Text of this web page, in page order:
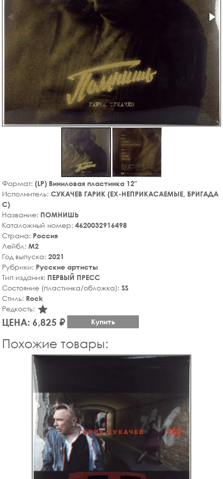
Формат: (LP) Виниловая пластинка 12"
Исполнитель: СУКАЧЕВ ГАРИК (EX-НЕПРИКАСАЕМЫЕ, БРИГАДА
С)
Название: ПОМНИШЬ
Каталожный номер: 4620032916498
Страна: Россия
Лейбл: M2
Год выпуска: 2021
Рубрики: Русские артисты
Тип издания: ПЕРВЫЙ ПРЕСС
Состояние (пластинка/обложка): SS
Стиль: Rock
Редкость: star_rate
ЦЕНА: 6,825 ₽ Купить
Похожие товары: